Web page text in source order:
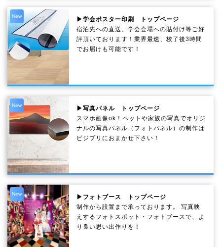
New
▶学会ポスター印刷 トップページ
宿泊先への直送、学会会場への貼付け等ご好
評頂いております！業界最速、校了後3時間
でお届けも可能です！
New
▶写真パネル トップページ
スマホ画像ok！ペットや家族の写真でオリジ
ナルの写真パネル（フォトパネル）の制作は
ビジプリにおまかせ下さい！
New
▶フォトブース トップページ
制作から設置まで承っております。 写真映
えするフォトスポット・フォトブースで、よ
り良い思い出作りを！